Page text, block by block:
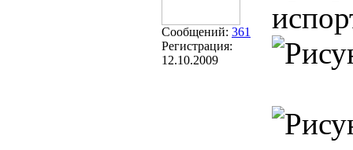
Сообщений: 361
Регистрация:
12.10.2009